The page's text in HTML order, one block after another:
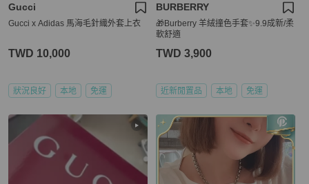
Gucci
Gucci x Adidas 馬海毛針織外套上衣
TWD 10,000
狀況良好 本地 免運
BURBERRY
🎁Burberry 羊絨撞色手套✨9.9成新/柔
軟舒適
TWD 3,900
近新閒置品 本地 免運